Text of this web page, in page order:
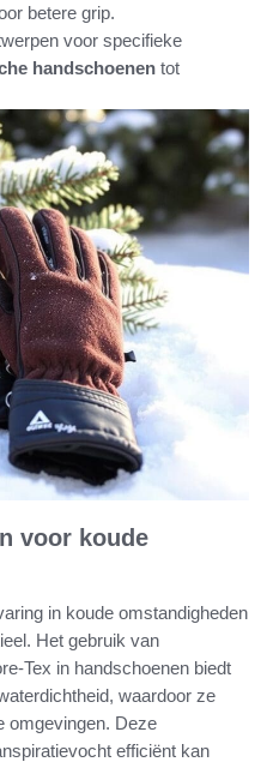
betere grip.
voor specifieke
handschoenen tot
voor koude
in koude omstandigheden
Het gebruik van
Tex in handschoenen biedt
waardoor ze
omgevingen. Deze
efficiënt kan